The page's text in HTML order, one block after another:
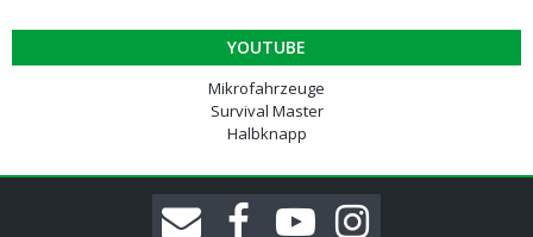
YOUTUBE
Mikrofahrzeuge
Survival Master
Halbknapp